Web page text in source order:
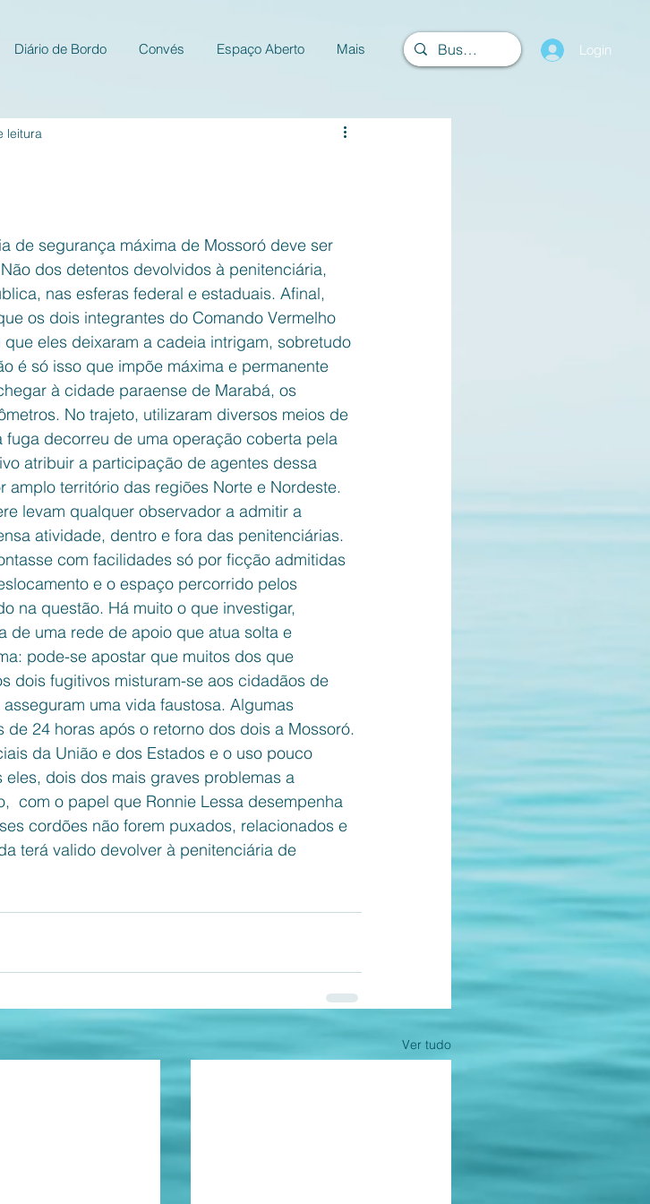
Diário de Bordo Convés Espaço Aberto Mais Login
leitura
de segurança máxima de Mossoró deve ser
dos detentos devolvidos à penitenciária,
nas esferas federal e estaduais. Afinal,
os dois integrantes do Comando Vermelho
eles deixaram a cadeia intrigam, sobretudo
é só isso que impõe máxima e permanente
à cidade paraense de Marabá, os
No trajeto, utilizaram diversos meios de
decorreu de uma operação coberta pela
atribuir a participação de agentes dessa
território das regiões Norte e Nordeste.
levam qualquer observador a admitir a
atividade, dentro e fora das penitenciárias.
com facilidades só por ficção admitidas
e o espaço percorrido pelos
na questão. Há muito o que investigar,
de uma rede de apoio que atua solta e
pode-se apostar que muitos dos que
dois fugitivos misturam-se aos cidadãos de
uma vida faustosa. Algumas
24 horas após o retorno dos dois a Mossoró.
da União e dos Estados e o uso pouco
dois dos mais graves problemas a
com o papel que Ronnie Lessa desempenha
cordões não forem puxados, relacionados e
terá valido devolver à penitenciária de
Ver tudo